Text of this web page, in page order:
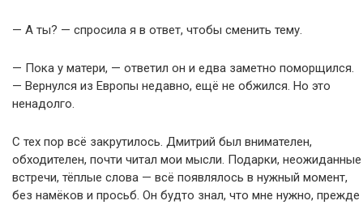
— А ты? — спросила я в ответ, чтобы сменить тему.
— Пока у матери, — ответил он и едва заметно поморщился.
— Вернулся из Европы недавно, ещё не обжился. Но это
ненадолго.
С тех пор всё закрутилось. Дмитрий был внимателен,
обходителен, почти читал мои мысли. Подарки, неожиданные
встречи, тёплые слова — всё появлялось в нужный момент,
без намёков и просьб. Он будто знал, что мне нужно, прежде